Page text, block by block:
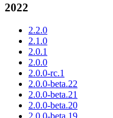
2022
2.2.0
2.1.0
2.0.1
2.0.0
2.0.0-rc.1
2.0.0-beta.22
2.0.0-beta.21
2.0.0-beta.20